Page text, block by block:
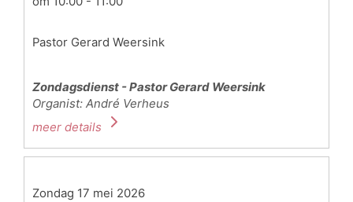
Pastor Gerard Weersink
Zondagsdienst - Pastor Gerard Weersink
Organist: André Verheus
meer details
Zondag 17 mei 2026